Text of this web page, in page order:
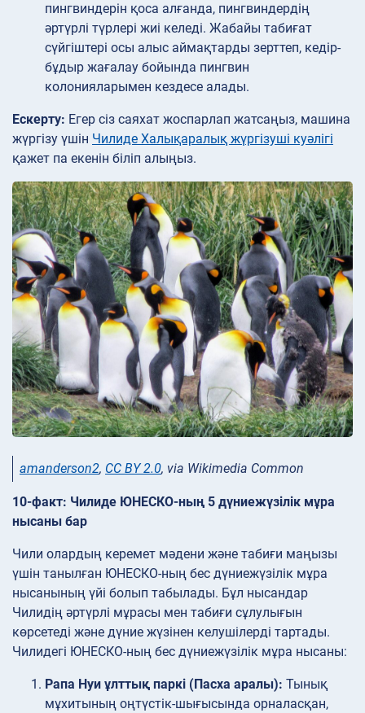
пингвиндерін қоса алғанда, пингвиндердің
әртүрлі түрлері жиі келеді. Жабайы табиғат
сүйгіштері осы алыс аймақтарды зерттеп, кедір-
бұдыр жағалау бойында пингвин
колонияларымен кездесе алады.
Ескерту: Егер сіз саяхат жоспарлап жатсаңыз, машина
жүргізу үшін Чилиде Халықаралық жүргізуші куәлігі
қажет па екенін біліп алыңыз.
amanderson2, CC BY 2.0, via Wikimedia Common
10-факт: Чилиде ЮНЕСКО-ның 5 дүниежүзілік мұра
нысаны бар
Чили олардың керемет мәдени және табиғи маңызы
үшін танылған ЮНЕСКО-ның бес дүниежүзілік мұра
нысанының үйі болып табылады. Бұл нысандар
Чилидің әртүрлі мұрасы мен табиғи сұлулығын
көрсетеді және дүние жүзінен келушілерді тартады.
Чилидегі ЮНЕСКО-ның бес дүниежүзілік мұра нысаны:
Рапа Нуи ұлттық паркі (Пасха аралы): Тынық
мұхитының оңтүстік-шығысында орналасқан,